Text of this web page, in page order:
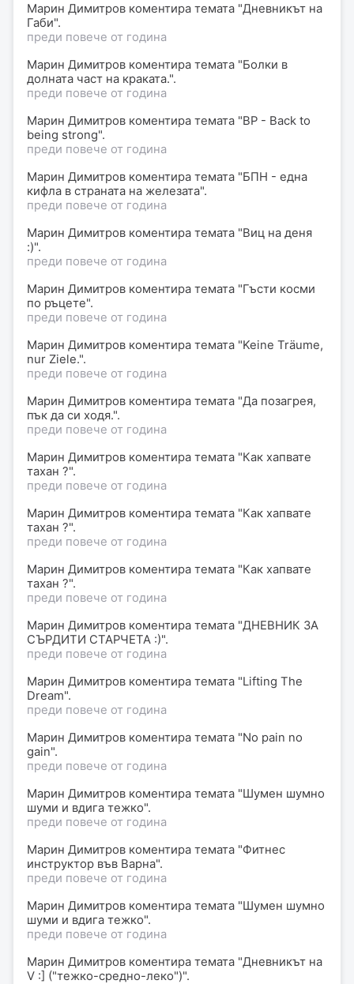
Марин Димитров коментира темата "Дневникът на
Габи".
преди повече от година
Марин Димитров коментира темата "Болки в
долната част на краката.".
преди повече от година
Марин Димитров коментира темата "BP - Back to
being strong".
преди повече от година
Марин Димитров коментира темата "БПН - една
кифла в страната на железата".
преди повече от година
Марин Димитров коментира темата "Виц на деня
:)".
преди повече от година
Марин Димитров коментира темата "Гъсти косми
по ръцете".
преди повече от година
Марин Димитров коментира темата "Keine Träume,
nur Ziele.".
преди повече от година
Марин Димитров коментира темата "Да позагрея,
пък да си ходя.".
преди повече от година
Марин Димитров коментира темата "Как хапвате
тахан ?".
преди повече от година
Марин Димитров коментира темата "Как хапвате
тахан ?".
преди повече от година
Марин Димитров коментира темата "Как хапвате
тахан ?".
преди повече от година
Марин Димитров коментира темата "ДНЕВНИК ЗА
СЪРДИТИ СТАРЧЕТА :)".
преди повече от година
Марин Димитров коментира темата "Lifting The
Dream".
преди повече от година
Марин Димитров коментира темата "No pain no
gain".
преди повече от година
Марин Димитров коментира темата "Шумен шумно
шуми и вдига тежко".
преди повече от година
Марин Димитров коментира темата "Фитнес
инструктор във Варна".
преди повече от година
Марин Димитров коментира темата "Шумен шумно
шуми и вдига тежко".
преди повече от година
Марин Димитров коментира темата "Дневникът на
V :] ("тежко-средно-леко")".